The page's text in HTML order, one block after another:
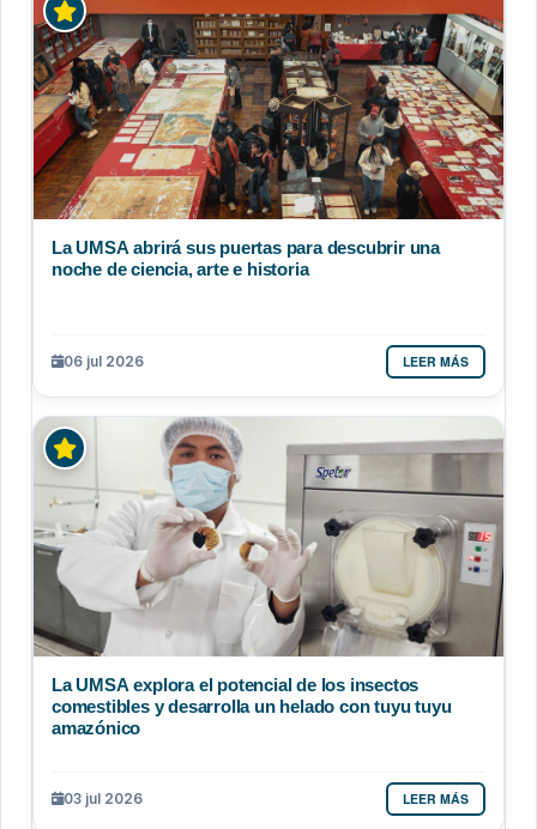
La UMSA abrirá sus puertas para descubrir una
noche de ciencia, arte e historia
06 jul 2026 LEER MÁS
La UMSA explora el potencial de los insectos
comestibles y desarrolla un helado con tuyu tuyu
amazónico
03 jul 2026 LEER MÁS